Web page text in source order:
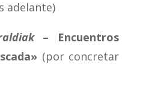
adelante)
– Encuentros
(por concretar